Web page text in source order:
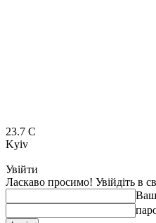
23.7 C
Kyiv
Увійти
Ласкаво просимо! Увійдіть в